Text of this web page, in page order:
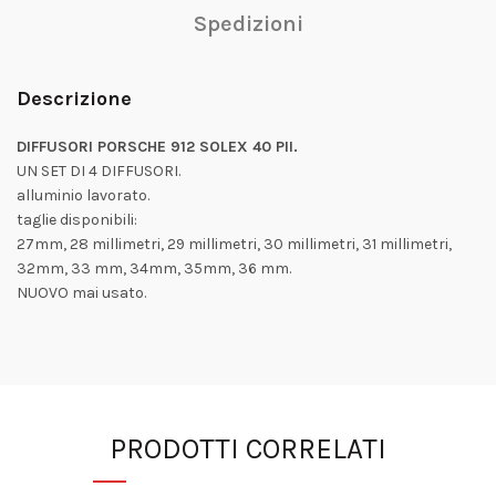
Spedizioni
Descrizione
DIFFUSORI PORSCHE 912 SOLEX 40 PII.
UN SET DI 4 DIFFUSORI.
alluminio lavorato.
taglie disponibili:
27mm, 28 millimetri, 29 millimetri, 30 millimetri, 31 millimetri,
32mm, 33 mm, 34mm, 35mm, 36 mm.
NUOVO mai usato.
PRODOTTI CORRELATI